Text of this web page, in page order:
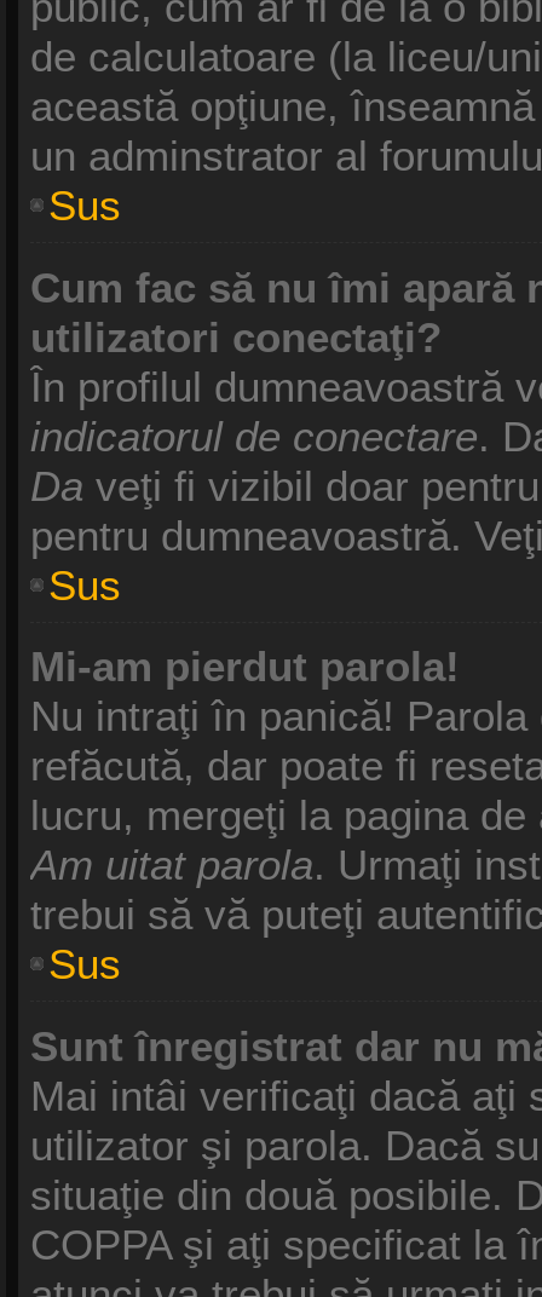
de calculatoare (la liceu/
această opţiune,
un adminstrator al
Sus
Cum fac să nu îmi
utilizatori conectaţi?
În profilul dumneavoastră
indicatorul de conectare.
Da veţi fi vizibil doar
pentru dumneavoastră.
Sus
Mi-am pierdut parola!
Nu intraţi în panică!
refăcută, dar poate fi
lucru, mergeţi la pagina
Am uitat parola. Urmaţi
trebui să vă puteţi
Sus
Sunt înregistrat dar nu
Mai intâi verificaţi dacă aţi
utilizator şi parola. Dacă
situaţie din două posibile.
COPPA şi aţi specificat la